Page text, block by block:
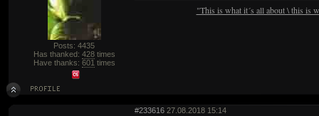
Posts: 4435
Has thanked: 428times
Have thanks: 601 times
"This is what it´s all about \ this is
#233616 27.08.2018 15:14